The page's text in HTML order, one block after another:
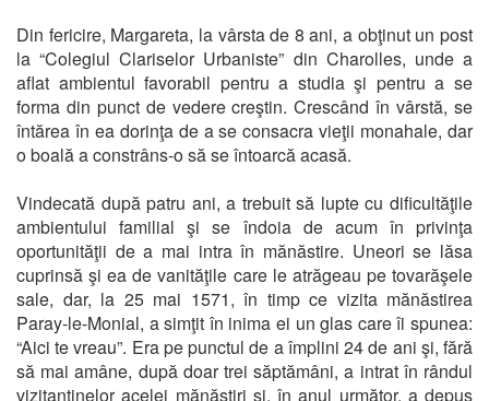
Din fericire, Margareta, la vârsta de 8 ani, a obţinut un post
la “Colegiul Clariselor Urbaniste” din Charolles, unde a
aflat ambientul favorabil pentru a studia şi pentru a se
forma din punct de vedere creştin. Crescând în vârstă, se
întărea în ea dorinţa de a se consacra vieţii monahale, dar
o boală a constrâns-o să se întoarcă acasă.
Vindecată după patru ani, a trebuit să lupte cu dificultăţile
ambientului familial şi se îndoia de acum în privinţa
oportunităţii de a mai intra în mănăstire. Uneori se lăsa
cuprinsă şi ea de vanităţile care le atrăgeau pe tovarăşele
sale, dar, la 25 mai 1571, în timp ce vizita mănăstirea
Paray-le-Monial, a simţit în inima ei un glas care îi spunea:
“Aici te vreau”. Era pe punctul de a împlini 24 de ani şi, fără
să mai amâne, după doar trei săptămâni, a intrat în rândul
vizitantinelor acelei mănăstiri şi, în anul următor, a depus